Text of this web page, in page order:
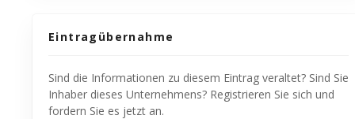
Eintragübernahme
Sind die Informationen zu diesem Eintrag veraltet? Sind Sie
Inhaber dieses Unternehmens? Registrieren Sie sich und
fordern Sie es jetzt an.